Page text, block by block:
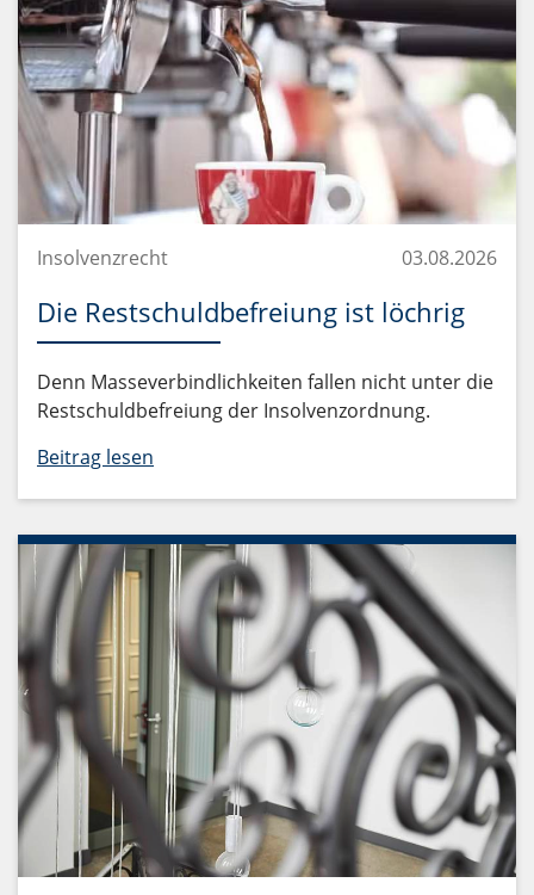
Insolvenzrecht 03.08.2026
Die Restschuldbefreiung ist löchrig
Denn Masseverbindlichkeiten fallen nicht unter die
Restschuldbefreiung der Insolvenzordnung.
Beitrag lesen